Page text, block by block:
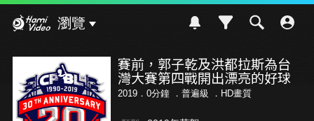
瀏覽
賽前，郭子乾及洪都拉斯為台
灣大賽第四戰開出漂亮的好球
2019．0分鐘 ． 普遍級 ．HD畫質